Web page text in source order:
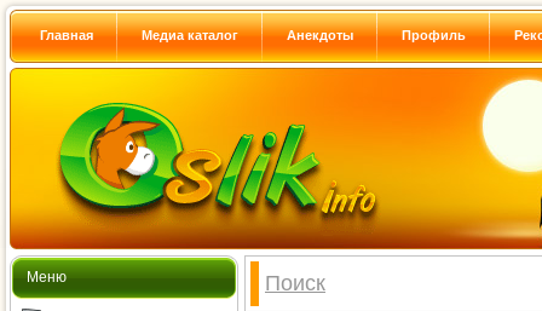
Главная Медиа каталог Анекдоты Профиль
Меню Поиск